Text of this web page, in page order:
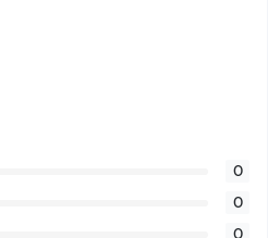
0
0
0